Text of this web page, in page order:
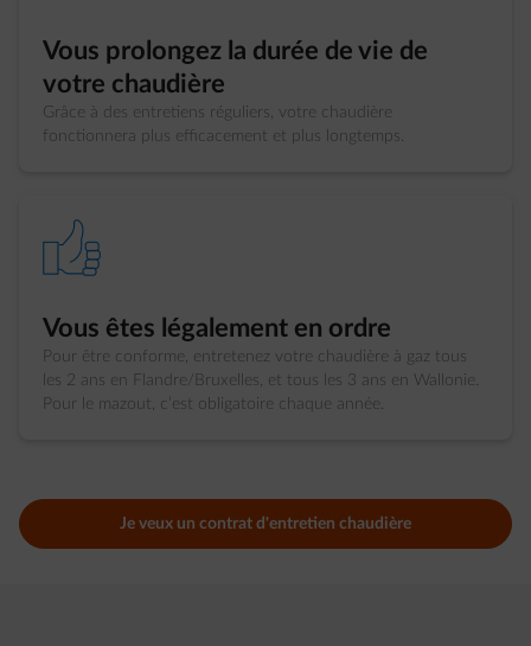
Vous prolongez la durée de vie de
votre chaudière
Grâce à des entretiens réguliers, votre chaudière
fonctionnera plus efficacement et plus longtemps.
element-thumbs-up
Vous êtes légalement en ordre
Pour être conforme, entretenez votre chaudière à gaz tous
les 2 ans en Flandre/Bruxelles, et tous les 3 ans en Wallonie.
Pour le mazout, c’est obligatoire chaque année.
Je veux un contrat d'entretien chaudière